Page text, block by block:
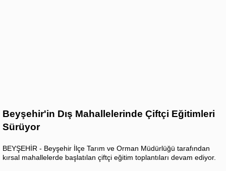
Beyşehir'in Dış Mahallelerinde Çiftçi Eğitimleri
Sürüyor
BEYŞEHİR - Beyşehir İlçe Tarım ve Orman Müdürlüğü tarafından
kırsal mahallelerde başlatılan çiftçi eğitim toplantıları devam ediyor.